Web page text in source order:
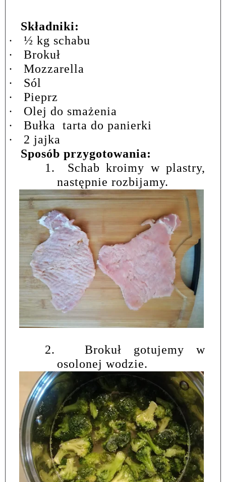
Składniki:
·
½ kg schabu
·
Brokuł
·
Mozzarella
·
Sól
·
Pieprz
·
Olej do smażenia
·
Bułka
tarta do panierki
·
2 jajka
Sposób przygotowania:
1.
Schab kroimy w plastry,
następnie rozbijamy.
2.
Brokuł gotujemy w
osolonej wodzie.